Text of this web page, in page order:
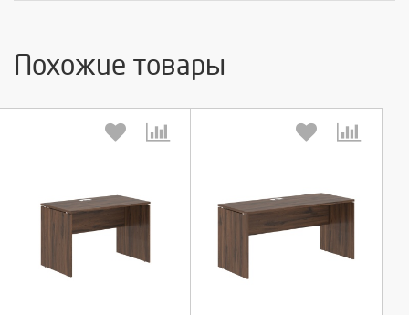
Похожие товары
Выберите количество: